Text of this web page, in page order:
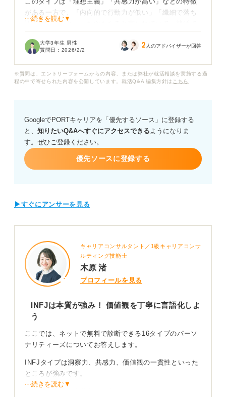
がある一方で、「内向的で行動力が低い」「繊細で落ち
込みやすい」といった面もあると言われていて、就活で
す。
またINFJの特性を活かせる具体的な職種や業界、就職活
動を成功させるための考え方や対策についてアドバイス
をお願いします。
⋯続きを読む▼
大学3年生 男性
質問日： 2026/2/2 2 人のアドバイザーが回答
※質問は、エントリーフォームからの内容、または弊社が就活相談を実施する過
程の中で寄せられた内容を公開しています。就活Q&A 編集方針は こちら
GoogleでPORTキャリアを「優先するソース」に登録する
と、 知りたいQ&Aへすぐにアクセスできるようになりま
す。ぜひご登録ください。
優先ソースに登録する
▶すぐにアンサーを見る
キャリアコンサルタント／1級キャリアコンサ
ルティング技能士
木原 渚
プロフィールを見る
INFJは本質が強み！ 価値観を丁寧に言語化しよ
う
ここでは、ネットで無料で診断できる16タイプのパーソ
ナリティーズについてお答えします。
INFJタイプは洞察力、共感力、価値観の一貫性といった
ところが強みです。
⋯続きを読む▼